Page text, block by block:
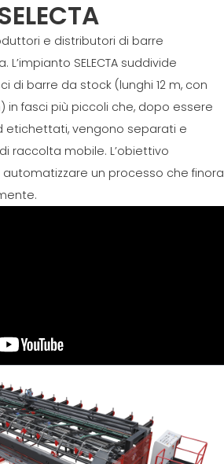
e distributori di barre
L’impianto SELECTA suddivide
di barre da stock (lunghi 12 m, con
in fasci più piccoli che, dopo essere
etichettati, vengono separati e
raccolta mobile. L’obiettivo
automatizzare un processo che finora